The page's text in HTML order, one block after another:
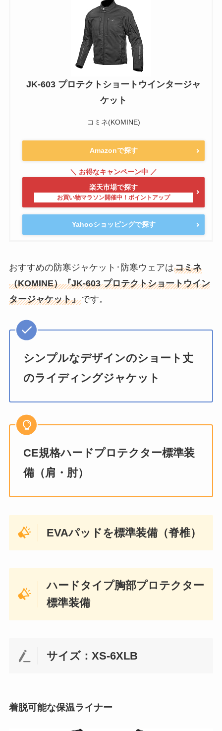
JK-603 プロテクトショートウインタージャ
ケット
コミネ(KOMINE)
Amazonで探す
楽天市場で探す
Yahooショッピングで探す
おすすめの防寒ジャケット･防寒ウェアはコミネ
（KOMINE）『JK-603 プロテクトショートウイン
タージャケット』です。
シンプルなデザインのショート丈
のライディングジャケット
CE規格ハードプロテクター標準装
備（肩・肘）
EVAパッドを標準装備（脊椎）
ハードタイプ胸部プロテクター
標準装備
サイズ：XS-6XLB
着脱可能な保温ライナー